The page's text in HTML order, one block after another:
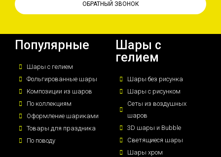
ОБРАТНЫЙ ЗВОНОК
Популярные
Шары с гелием
Фольгированные шары
Композиции из шаров
По коллекциям
Оформление шариками
Товары для праздника
По поводу
Шары с
гелием
Шары без рисунка
Шары с рисунком
Сеты из воздушных
шаров
3D шары и Bubble
Светящиеся шары
Шары хром